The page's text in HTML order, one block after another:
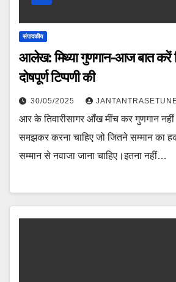
संपादकीय
आलेख: मिथ्या गुणगान-आज बात करें
दोषपूर्ण टिप्पणी की
30/05/2025
आर के तिवारीसागर आँख मींच कर गुणगान नहीं
समझकर करना चाहिए जो जितने सम्मान का
सम्मान से नवाजा जाना चाहिए।इतना नहीं…